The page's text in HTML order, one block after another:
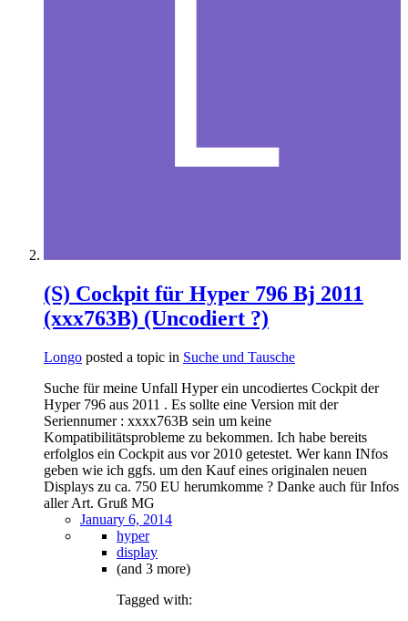
(S) Cockpit für Hyper 796 Bj 2011
(xxx763B) (Uncodiert ?)
Longo posted a topic in Suche und Tausche
Suche für meine Unfall Hyper ein uncodiertes Cockpit der
Hyper 796 aus 2011 . Es sollte eine Version mit der
Seriennumer : xxxx763B sein um keine
Kompatibilitätsprobleme zu bekommen. Ich habe bereits
erfolglos ein Cockpit aus vor 2010 getestet. Wer kann INfos
geben wie ich ggfs. um den Kauf eines originalen neuen
Displays zu ca. 750 EU herumkomme ? Danke auch für Infos
aller Art. Gruß MG
January 6, 2014
hyper
display
(and 3 more)
Tagged with: